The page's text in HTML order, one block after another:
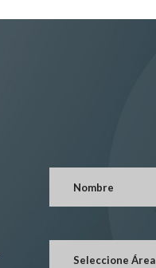
Seleccione Área